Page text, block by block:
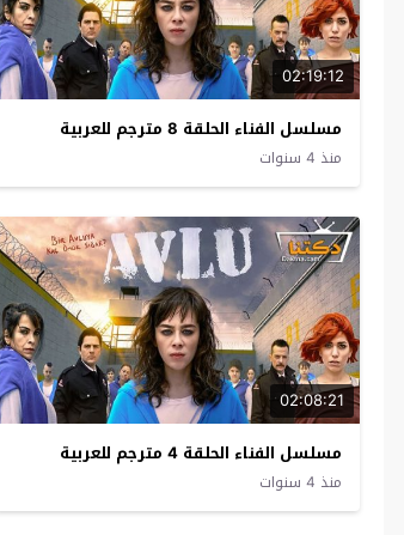
02:19:12
مسلسل الفناء الحلقة 8 مترجم للعربية
منذ 4 سنوات
02:08:21
مسلسل الفناء الحلقة 4 مترجم للعربية
منذ 4 سنوات